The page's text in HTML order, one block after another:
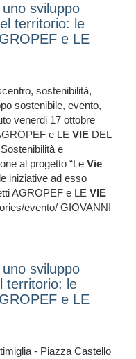
sviluppo
territorio: le
e LE
sostenibilità,
sostenibile, evento,
venerdi 17 ottobre
e LE VIE DEL
e
al progetto “Le Vie
iniziative ad esso
AGROPEF e LE VIE
evento/ GIOVANNI
sviluppo
territorio: le
e LE
- Piazza Castello